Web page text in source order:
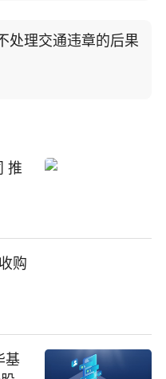
处理交通违章的后果
推
购
基